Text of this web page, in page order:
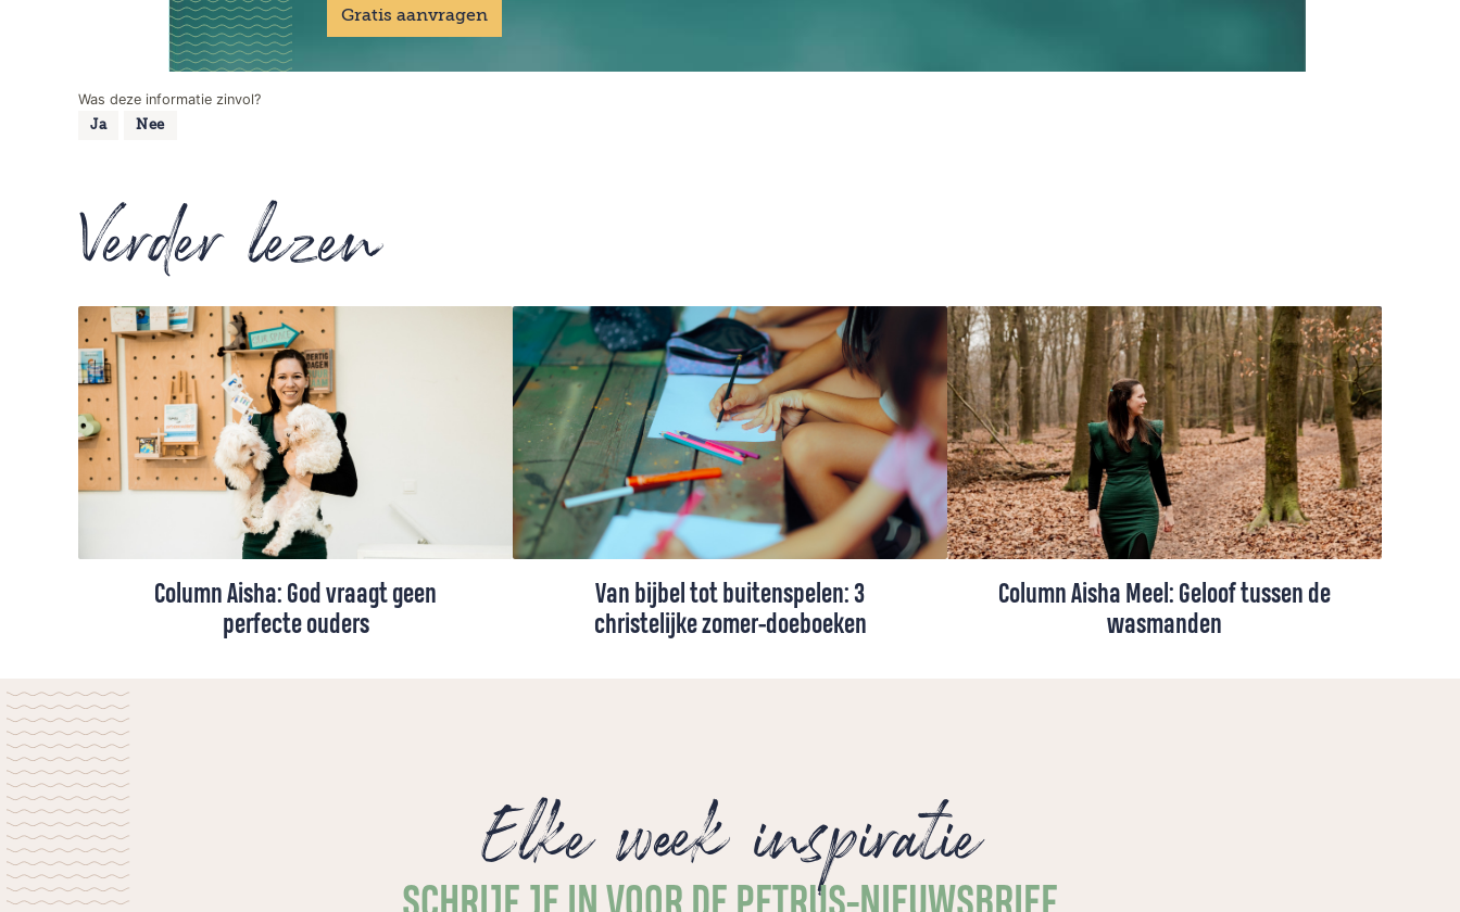
Gratis aanvragen
Was deze informatie zinvol?
Ja Nee
Verder lezen
Column Aisha: God vraagt geen
perfecte ouders
meegeven van het geloof. Maar wat ze het
God vraagt geen perfecte ouders. Je mag
Van bijbel tot buitenspelen: 3
christelijke zomer-doeboeken
Column Aisha Meel: Geloof tussen de
wasmanden
Elke week inspiratie